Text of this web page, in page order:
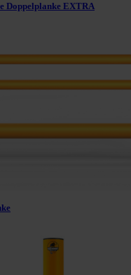
Doppelplanke EXTRA